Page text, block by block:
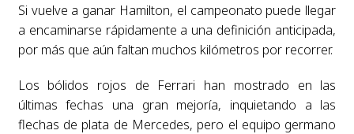
Si vuelve a ganar Hamilton, el campeonato puede llegar
a encaminarse rápidamente a una definición anticipada,
por más que aún faltan muchos kilómetros por recorrer.
Los bólidos rojos de Ferrari han mostrado en las
últimas fechas una gran mejoría, inquietando a las
flechas de plata de Mercedes, pero el equipo germano